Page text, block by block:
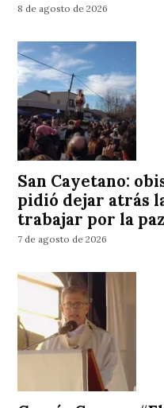
8 de agosto de 2026
San Cayetano:
pidió dejar atrás
trabajar por la
7 de agosto de 2026